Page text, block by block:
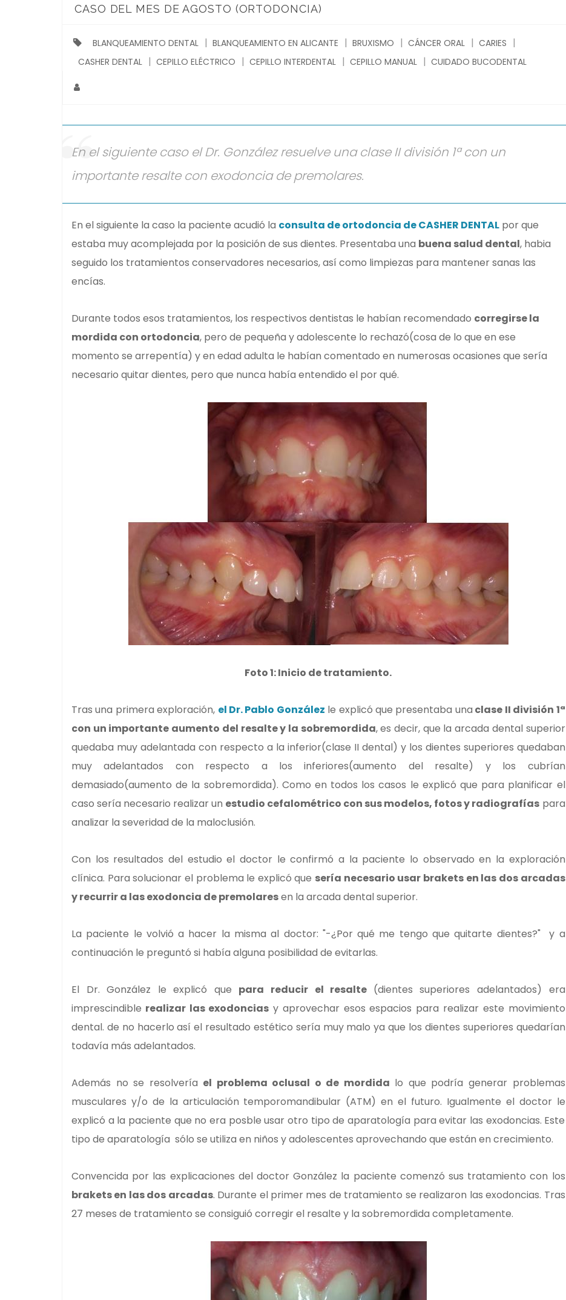
CASO DEL MES DE AGOSTO (ORTODONCIA)
BLANQUEAMIENTO DENTAL BLANQUEAMIENTO EN ALICANTE BRUXISMO CÁNCER ORAL
CARIES
CASHER DENTAL
CEPILLO ELÉCTRICO CEPILLO INTERDENTAL CEPILLO MANUAL CUIDADO BUCODENTAL
En el siguiente caso el Dr. González resuelve una clase II división 1ª con un
importante resalte con exodoncia de premolares.
En el siguiente la caso la paciente acudió la consulta de ortodoncia de CASHER DENTAL por que
estaba muy acomplejada por la posición de sus dientes. Presentaba una buena salud dental, habia
seguido los tratamientos conservadores necesarios, así como limpiezas para mantener sanas las
encías.
Durante todos esos tratamientos, los respectivos dentistas le habían recomendado corregirse la
mordida con ortodoncia, pero de pequeña y adolescente lo rechazó(cosa de lo que en ese
momento se arrepentía) y en edad adulta le habían comentado en numerosas ocasiones que sería
necesario quitar dientes, pero que nunca había entendido el por qué.
Foto 1: Inicio de tratamiento.
Tras una primera exploración, el Dr. Pablo González le explicó que presentaba una clase II división 1ª
con un importante aumento del resalte y la sobremordida, es decir, que la arcada dental superior
quedaba muy adelantada con respecto a la inferior(clase II dental) y los dientes superiores quedaban
muy adelantados con respecto a los inferiores(aumento del resalte) y los cubrían
demasiado(aumento de la sobremordida). Como en todos los casos le explicó que para planificar el
caso sería necesario realizar un estudio cefalométrico con sus modelos, fotos y radiografías para
analizar la severidad de la maloclusión.
Con los resultados del estudio el doctor le confirmó a la paciente lo observado en la exploración
clínica. Para solucionar el problema le explicó que sería necesario usar brakets en las dos arcadas
y recurrir a las exodoncia de premolaresen la arcada dental superior.
La paciente le volvió a hacer la misma al doctor: "-¿Por qué me tengo que quitarte dientes?" y a
continuación le preguntó si había alguna posibilidad de evitarlas.
El Dr. González le explicó que para reducir el resalte (dientes superiores adelantados) era
imprescindible realizar las exodoncias y aprovechar esos espacios para realizar este movimiento
dental. de no hacerlo así el resultado estético sería muy malo ya que los dientes superiores quedarían
todavía más adelantados.
Además no se resolvería el problema oclusal o de mordida lo que podría generar problemas
musculares y/o de la articulación temporomandibular (ATM) en el futuro. Igualmente el doctor le
explicó a la paciente que no era posble usar otro tipo de aparatología para evitar las exodoncias. Este
tipo de aparatología sólo se utiliza en niños y adolescentes aprovechando que están en crecimiento.
Convencida por las explicaciones del doctor González la paciente comenzó sus tratamiento con los
brakets en las dos arcadas. Durante el primer mes de tratamiento se realizaron las exodoncias. Tras
27 meses de tratamiento se consiguió corregir el resalte y la sobremordida completamente.